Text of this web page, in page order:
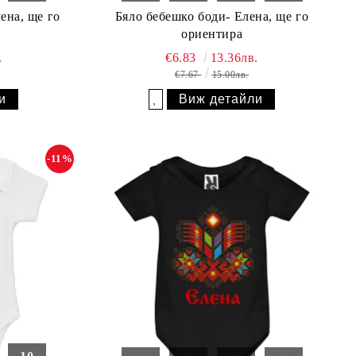
ще го
Бяло бебешко боди- Елена, ще го
ориентира
€6.83 13.36лв.
€7.67 15.00лв.
Виж детайли
-11%